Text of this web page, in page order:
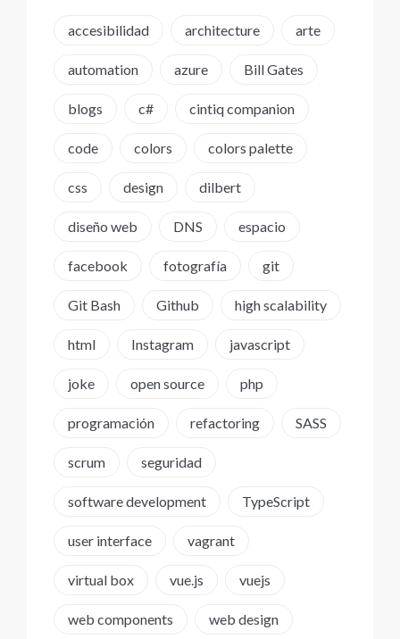
accesibilidad architecture arte
automation azure Bill Gates
blogs c# cintiq companion
code colors colors palette
css design dilbert
diseño web DNS espacio
facebook fotografía git
Git Bash Github high scalability
html Instagram javascript
joke open source php
programación refactoring SASS
scrum seguridad
software development TypeScript
user interface vagrant
virtual box vue.js vuejs
web components web design